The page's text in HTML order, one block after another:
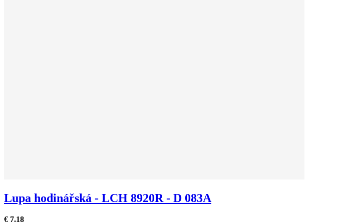
Lupa hodinářská - LCH 8920R - D 083A
€ 7.18